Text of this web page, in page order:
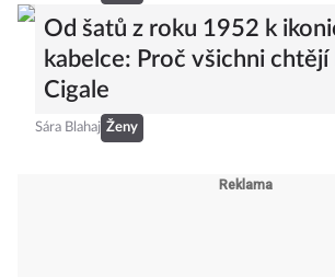
Od šatů z roku 1952 k
kabelce: Proč všichni
Cigale
Sára Blahaj Ženy